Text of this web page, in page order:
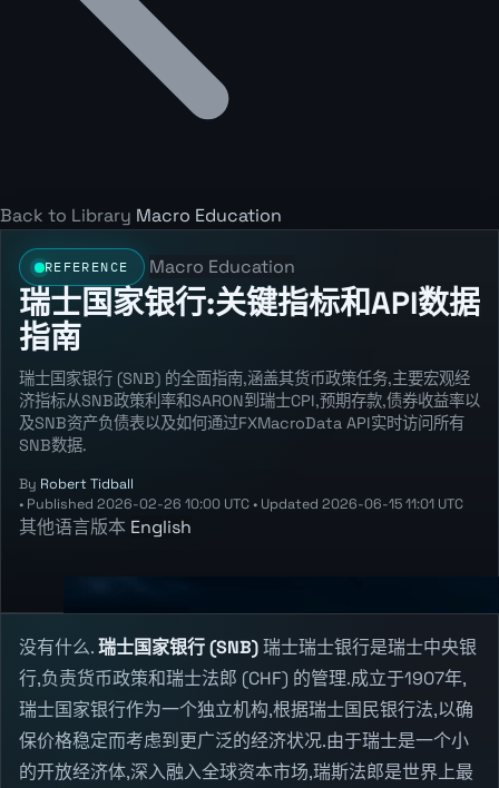
Back to Library Macro Education
REFERENCE Macro Education
瑞士国家银行:关键指标和API数据
指南
瑞士国家银行 (SNB) 的全面指南,涵盖其货币政策任务,主要宏观经
济指标从SNB政策利率和SARON到瑞士CPI,预期存款,债券收益率以
及SNB资产负债表以及如何通过FXMacroData API实时访问所有
SNB数据.
By Robert Tidball
• Published 2026-02-26 10:00 UTC • Updated 2026-06-15 11:01 UTC
其他语言版本 English
没有什么.瑞士国家银行 (SNB)瑞士瑞士银行是瑞士中央银
行,负责货币政策和瑞士法郎 (CHF) 的管理.成立于1907年,
瑞士国家银行作为一个独立机构,根据瑞士国民银行法,以确
保价格稳定而考虑到更广泛的经济状况.由于瑞士是一个小
的开放经济体,深入融入全球资本市场,瑞斯法郎是世界上最